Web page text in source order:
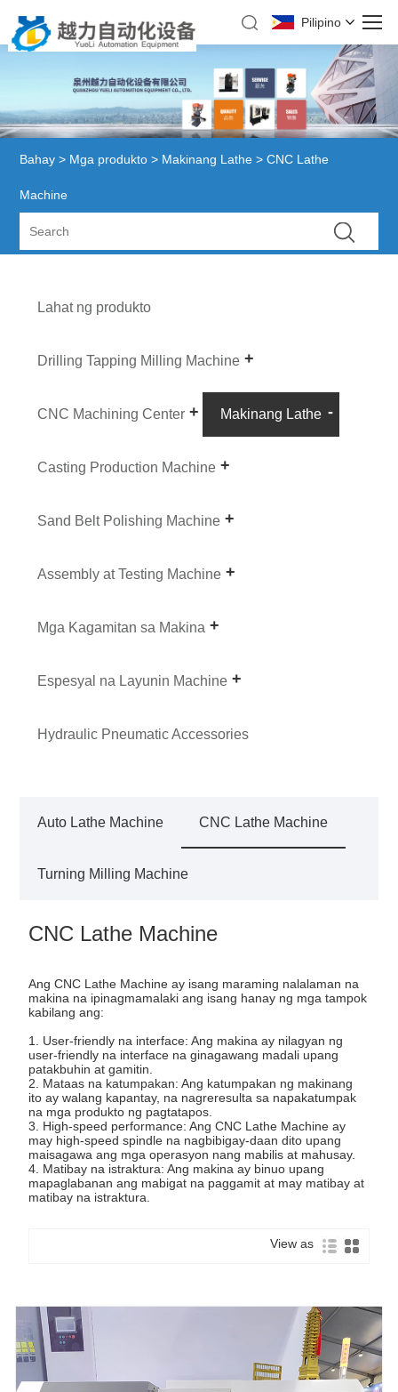
Pilipino
Bahay > Mga produkto > Makinang Lathe > CNC Lathe
Machine
Lahat ng produkto
Drilling Tapping Milling Machine
CNC Machining Center Makinang Lathe
Casting Production Machine
Sand Belt Polishing Machine
Assembly at Testing Machine
Mga Kagamitan sa Makina
Espesyal na Layunin Machine
Hydraulic Pneumatic Accessories
Auto Lathe Machine CNC Lathe Machine
Turning Milling Machine
CNC Lathe Machine
Ang CNC Lathe Machine ay isang maraming nalalaman na
makina na ipinagmamalaki ang isang hanay ng mga tampok
kabilang ang:
1. User-friendly na interface: Ang makina ay nilagyan ng
user-friendly na interface na ginagawang madali upang
patakbuhin at gamitin.
2. Mataas na katumpakan: Ang katumpakan ng makinang
ito ay walang kapantay, na nagreresulta sa napakatumpak
na mga produkto ng pagtatapos.
3. High-speed performance: Ang CNC Lathe Machine ay
may high-speed spindle na nagbibigay-daan dito upang
maisagawa ang mga operasyon nang mabilis at mahusay.
4. Matibay na istraktura: Ang makina ay binuo upang
mapaglabanan ang mabigat na paggamit at may matibay at
matibay na istraktura.
View as